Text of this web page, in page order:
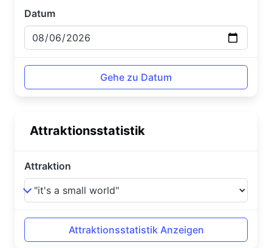
Datum
Attraktionsstatistik
Attraktion